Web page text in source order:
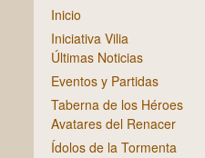
Inicio
Iniciativa Vilia
Últimas Noticias
Eventos y Partidas
Taberna de los Héroes
Avatares del Renacer
Ídolos de la Tormenta